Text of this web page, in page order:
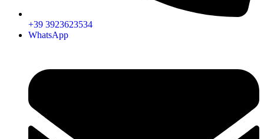
+39 3923623534
WhatsApp